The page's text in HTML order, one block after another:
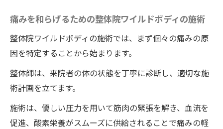
痛みを和らげるための整体院ワイルドボディの施術
整体院ワイルドボディの施術では、まず個々の痛みの原
因を特定することから始まります。
整体師は、来院者の体の状態を丁寧に診断し、適切な施
術計画を立てます。
施術は、優しい圧力を用いて筋肉の緊張を解き、血流を
促進、酸素栄養がスムーズに供給されることで痛みの軽